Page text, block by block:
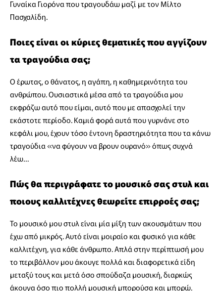
Γυναίκα Γιορόνα που τραγουδάω μαζί με τον Μίλτο
Πασχαλίδη.
Ποιες είναι οι κύριες θεματικές που αγγίζουν
τα τραγούδια σας;
Ο έρωτας, ο θάνατος, η αγάπη, η καθημερινότητα του
ανθρώπου. Ουσιαστικά μέσα από τα τραγούδια μου
εκφράζω αυτό που είμαι, αυτό που με απασχολεί την
εκάστοτε περίοδο. Καμιά φορά αυτά που γυρνάνε στο
κεφάλι μου, έχουν τόσο έντονη δραστηριότητα που τα κάνω
τραγούδια «να φύγουν να βρουν ουρανό» όπως συχνά
λέω…
Πώς θα περιγράφατε το μουσικό σας στυλ και
ποιους καλλιτέχνες θεωρείτε επιρροές σας;
Το μουσικό μου στυλ είναι μία μίξη των ακουσμάτων που
έχω από μικρός. Αυτό είναι μοιραίο και φυσικό για κάθε
καλλιτέχνη, για κάθε άνθρωπο. Απλά στην περίπτωσή μου
το περιβάλλον μου άκουγε πολλά και διαφορετικά είδη
μεταξύ τους και μετά όσο σπούδαζα μουσική, διαρκώς
άκουγα όσο πιο πολλή μουσική μπορούσα και μπορώ.